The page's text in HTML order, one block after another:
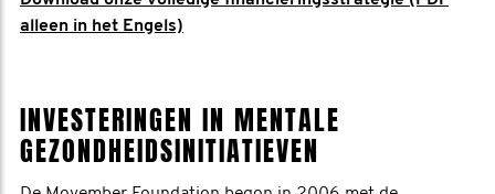
alleen in het Engels)
INVESTERINGEN IN MENTALE
GEZONDHEIDSINITIATIEVEN